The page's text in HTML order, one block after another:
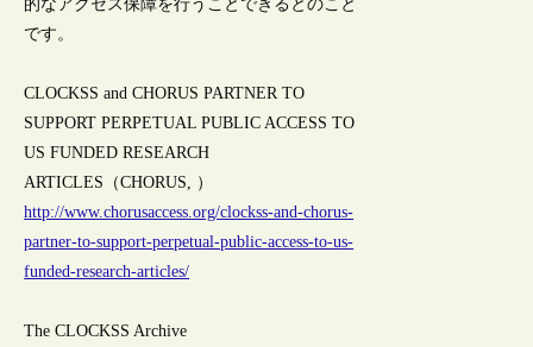
的なアクセス保障を行うことできるとのこと
です。
CLOCKSS and CHORUS PARTNER TO
SUPPORT PERPETUAL PUBLIC ACCESS TO
US FUNDED RESEARCH
ARTICLES（CHORUS, ）
http://www.chorusaccess.org/clockss-and-chorus-
partner-to-support-perpetual-public-access-to-us-
funded-research-articles/
The CLOCKSS Archive